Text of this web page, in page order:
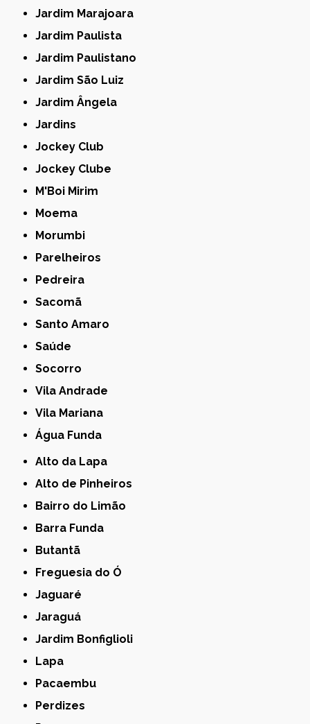
Jardim Marajoara
Jardim Paulista
Jardim Paulistano
Jardim São Luiz
Jardim Ângela
Jardins
Jockey Club
Jockey Clube
M'Boi Mirim
Moema
Morumbi
Parelheiros
Pedreira
Sacomã
Santo Amaro
Saúde
Socorro
Vila Andrade
Vila Mariana
Água Funda
Alto da Lapa
Alto de Pinheiros
Bairro do Limão
Barra Funda
Butantã
Freguesia do Ó
Jaguaré
Jaraguá
Jardim Bonfiglioli
Lapa
Pacaembu
Perdizes